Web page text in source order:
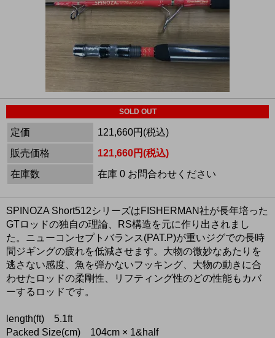
SOLD OUT
定価
121,660円(税込)
販売価格
121,660円(税込)
在庫数
在庫 0 お問合わせください
SPINOZA Short512シリーズはFISHERMAN社が長年培った
GTロッドの独自の理論、RS構造を元に作り出されまし
た。ニューコンセプトバランス(PAT.P)が重いジグでの長時
間ジギングの疲れを低減させます。大物の微妙なあたりを
逃さない感度、魚を弾かないフッキング、大物の動きに合
わせたロッドの柔剛性、リフティング性のどの性能もカバ
ーするロッドです。
length(ft) 5.1ft
Packed Size(cm) 104cm × 1&half